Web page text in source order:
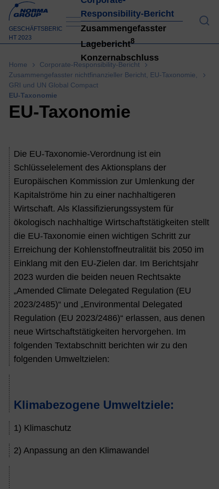
GESCHÄFTSBERIC
HT 2023
An
Responsibility-Bericht
Zusammengefasster
Lagebericht8
Konzernabschluss
Home
Corporate-Responsibility-Bericht
Zusammengefasster nichtfinanzieller Bericht, EU-Taxonomie,
GRI und UN Global Compact
EU-Taxonomie
EU-Taxonomie
Die EU-Taxonomie-Verordnung ist ein
Schlüsselelement des Aktionsplans der
Europäischen Kommission zur Umlenkung der
Kapitalströme hin zu einer nachhaltigeren
Wirtschaft. Als Klassifizierungssystem für
ökologisch nachhaltige Wirtschaftstätigkeiten stellt
die EU-Taxonomie einen wichtigen Schritt zur
Erreichung der Kohlenstoffneutralität bis 2050 im
Einklang mit den EU-Zielen dar. Im Berichtsjahr
2023 wurden die beiden neuen Rechtsakte
„Amended Climate Delegated Regulation (EU
2023/2485)“ und „Environmental Delegated
Regulation (EU 2023/2486)“ erlassen, aus denen
neue Wirtschaftstätigkeiten hervorgehen. Im
folgenden Textabschnitt berichten wir zu den
folgenden Umweltzielen:
Klimabezogene Umweltziele:
1) Klimaschutz
2) Anpassung an den Klimawandel